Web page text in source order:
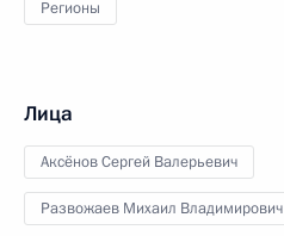
Регионы
Лица
Аксёнов Сергей Валерьевич
Развожаев Михаил Владимирович